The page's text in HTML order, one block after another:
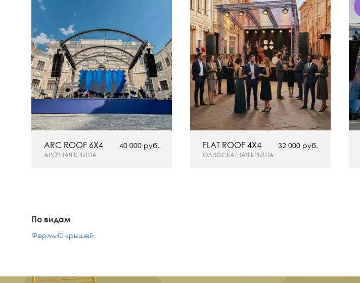
40 000 руб.
АРОЧНАЯ КРЫША
ARC ROOF 6Х4 32 000 руб.
ОДНОСКАТНАЯ КРЫША
FLAT ROOF 4X4
По видам
ФермыС крышей